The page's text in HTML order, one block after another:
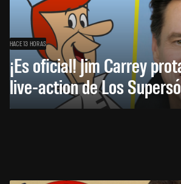
HACE 13 HORAS
¡Es oficial! Jim Carrey
live-action de Los